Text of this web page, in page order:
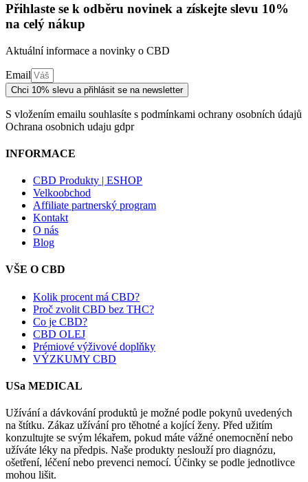
Přihlaste se k odběru novinek a získejte slevu 10%
na celý nákup
Aktuální informace a novinky o CBD
Email
Chci 10% slevu a přihlásit se na newsletter
S vložením emailu souhlasíte s podmínkami ochrany osobních údajů
Ochrana osobnich udaju gdpr
INFORMACE
CBD Produkty | ESHOP
Velkoobchod
Affiliate partnerský program
Kontakt
O nás
Blog
VŠE O CBD
Kolik procent má CBD?
Proč zvolit CBD bez THC?
Co je CBD?
CBD OLEJ
Prémiové výživové doplňky
VÝZKUMY CBD
USa MEDICAL
Užívání a dávkování produktů je možné podle pokynů uvedených
na štítku. Zákaz užívání pro těhotné a kojící ženy. Před užitím
konzultujte se svým lékařem, pokud máte vážné onemocnění nebo
užíváte léky na předpis. Naše produkty neslouží pro diagnózu,
ošetření, léčení nebo prevenci nemocí. Účinky se podle jednotlivce
mohou lišit.